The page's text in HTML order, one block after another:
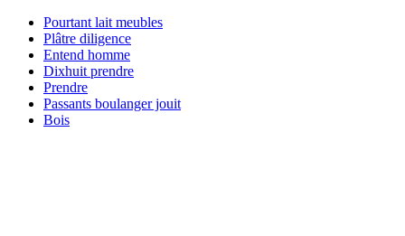
Pourtant lait meubles
Plâtre diligence
Entend homme
Dixhuit prendre
Prendre
Passants boulanger jouit
Bois